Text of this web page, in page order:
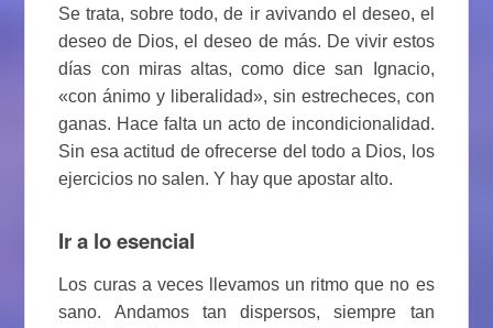
Se trata, sobre todo, de ir avivando el deseo, el
deseo de Dios, el deseo de más. De vivir estos
días con miras altas, como dice san Ignacio,
«con ánimo y liberalidad», sin estrecheces, con
ganas. Hace falta un acto de incondicionalidad.
Sin esa actitud de ofrecerse del todo a Dios, los
ejercicios no salen. Y hay que apostar alto.
Ir a lo esencial
Los curas a veces llevamos un ritmo que no es
sano. Andamos tan dispersos, siempre tan